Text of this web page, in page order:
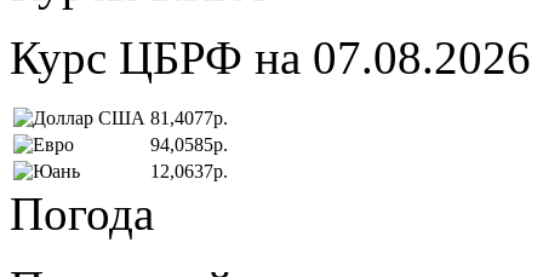
Курс ЦБРФ на 07.08.2026
81,4077р.
94,0585р.
12,0637р.
Погода